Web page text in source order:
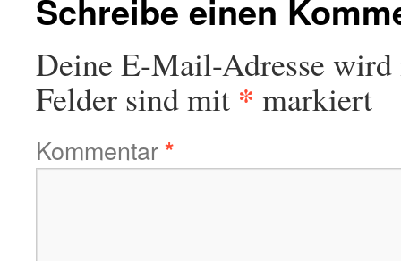
Schreibe einen
Deine E-Mail-Adresse
Felder sind mit * markiert
Kommentar*